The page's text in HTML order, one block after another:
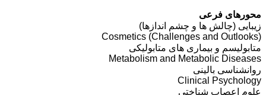
محورهای فرعی
زیبایی (چالش ها و چشم اندازها)
Cosmetics (Challenges and Outlooks)
متابولیسم و بیماری های متابولیکی
Metabolism and Metabolic Diseases
روانشناسی بالینی
Clinical Psychology
علوم اعصاب شناختی